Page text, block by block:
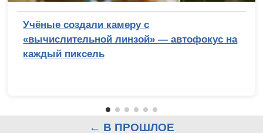
Учёные создали камеру с
«вычислительной линзой» — автофокус на
каждый пиксель
← В ПРОШЛОЕ